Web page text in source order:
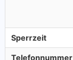
Sperrzeit
Telefonnummer